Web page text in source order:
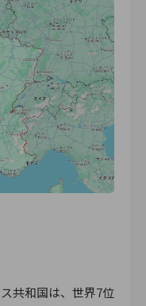
共和国は、世界7位